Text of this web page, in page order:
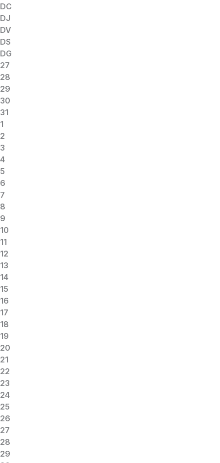
DC
DJ
DV
DS
DG
27
28
29
30
31
1
2
3
4
5
6
7
8
9
10
11
12
13
14
15
16
17
18
19
20
21
22
23
24
25
26
27
28
29